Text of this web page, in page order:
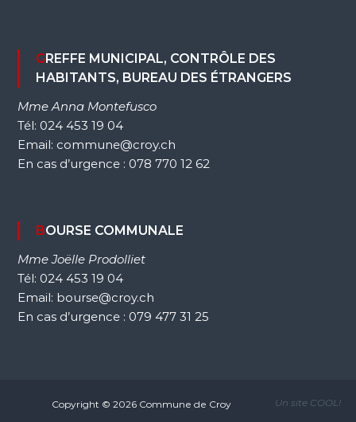
GREFFE MUNICIPAL, CONTRÔLE DES
HABITANTS, BUREAU DES ÉTRANGERS
Mme Anna Montefusco
Tél: 024 453 19 04
Email: commune@croy.ch
En cas d’urgence : 078 770 12 62
BOURSE COMMUNALE
Mme Joëlle Prodolliet
Tél: 024 453 19 04
Email: bourse@croy.ch
En cas d’urgence : 079 477 31 25
Copyright © 2026 Commune de Croy Un site COOL!